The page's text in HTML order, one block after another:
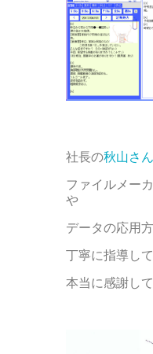
社長の秋山さん
ファイルメー
や
データの応用
丁寧に指導して
本当に感謝して